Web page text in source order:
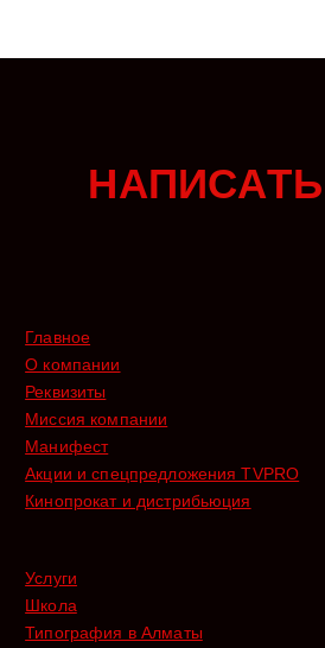
НАПИСАТЬ
Главное
О компании
Реквизиты
Миссия компании
Манифест
Акции и спецпредложения TVPRO
Кинопрокат и дистрибьюция
Услуги
Школа
Типография в Алматы